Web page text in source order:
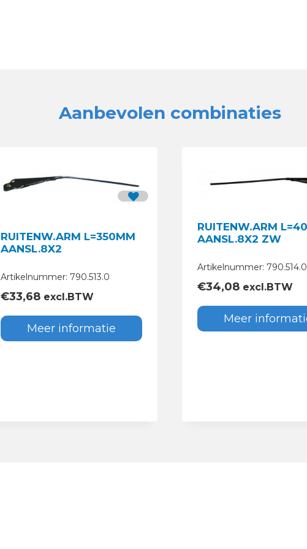
Aanbevolen combinaties
RUITENW.ARM L=350MM
AANSL.8X2
Artikelnummer: 790.513.0
€33,68 excl.BTW
Meer informatie
RUITENW.ARM
AANSL.8X2 ZW
Artikelnummer: 790.514.0
€34,08 excl.BTW
Meer